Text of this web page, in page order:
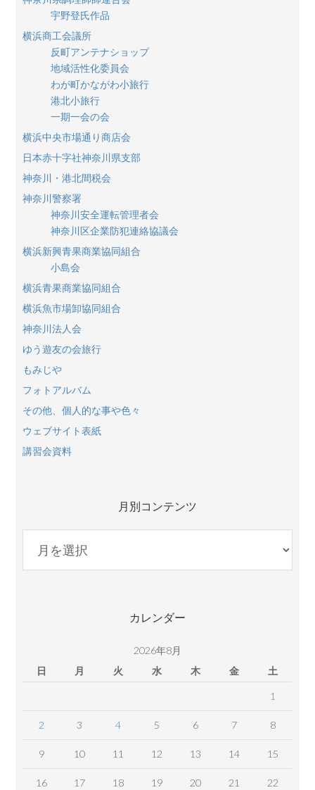
宇野登氏作品
横浜商工会議所
反町アンテナショップ
地域活性化委員会
わが町かながわ小旅行
港北小旅行
一期一会の会
横浜中央市場通り商店会
日本赤十字社神奈川県支部
神奈川・港北間税会
神奈川警察署
神奈川安全運転管理者会
神奈川区企業防犯連絡協議会
横浜新興青果商業協同組合
小島会
横浜青果商業協同組合
横浜魚市場卸協同組合
神奈川法人会
ゆう遊友の会旅行
もみじや
フォトアルバム
その他、個人的な事や色々
ウェブサイト表紙
講習会資料
月別コンテンツ
コ
カレンダー
2026年8月
日
月 火 水 木 金 土
1
2 3 4 5 6 7 8
9 10 11 12 13 14 15
16 17 18 19 20 21 22